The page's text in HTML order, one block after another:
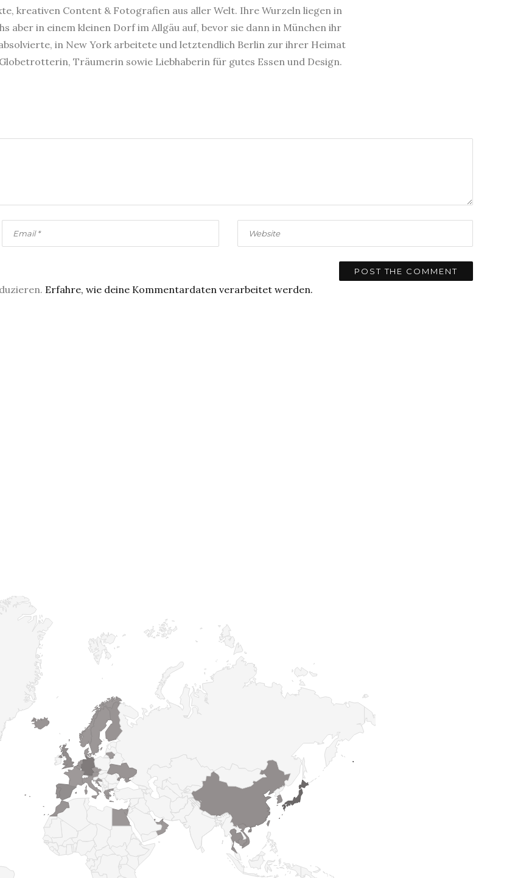
kreativen Content & Fotografien aus aller Welt. Ihre Wurzeln liegen in
aber in einem kleinen Dorf im Allgäu auf, bevor sie dann in München ihr
in New York arbeitete und letztendlich Berlin zur ihrer Heimat
Träumerin sowie Liebhaberin für gutes Essen und Design.
Erfahre, wie deine Kommentardaten verarbeitet werden.